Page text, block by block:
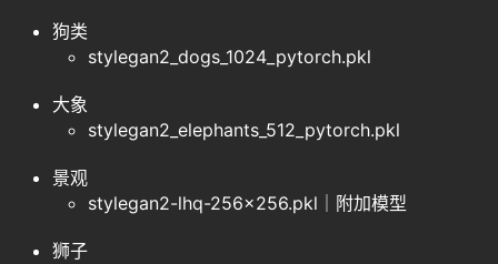
狗类
stylegan2_dogs_1024_pytorch.pkl
大象
stylegan2_elephants_512_pytorch.pkl
景观
stylegan2-lhq-256×256.pkl｜附加模型
狮子